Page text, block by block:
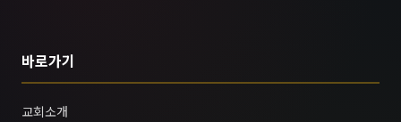
바로가기
교회소개